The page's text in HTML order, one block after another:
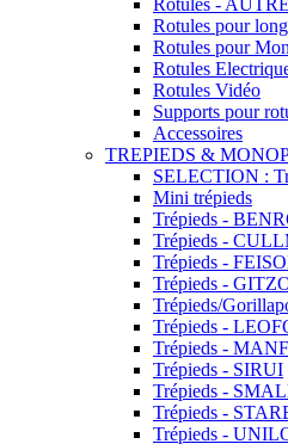
Rotules -
Rotules pour
Rotules pour
Rotules
Rotules Vidéo
Supports pour
Accessoires
TREPIEDS &
SELECTION :
Mini trépieds
Trépieds -
Trépieds -
Trépieds -
Trépieds -
Trépieds/
Trépieds -
Trépieds -
Trépieds - SIRUI
Trépieds -
Trépieds -
Trépieds -